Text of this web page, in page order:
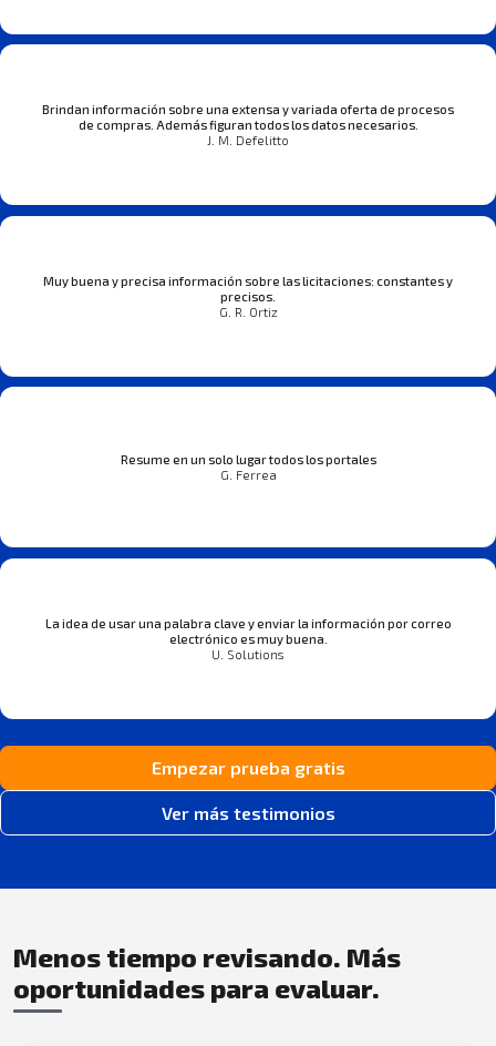
Brindan información sobre una extensa y variada oferta de procesos
de compras. Además figuran todos los datos necesarios.
J. M. Defelitto
Muy buena y precisa información sobre las licitaciones: constantes y
precisos.
G. R. Ortiz
Resume en un solo lugar todos los portales
G. Ferrea
La idea de usar una palabra clave y enviar la información por correo
electrónico es muy buena.
U. Solutions
Empezar prueba gratis
Ver más testimonios
Menos tiempo revisando. Más
oportunidades para evaluar.